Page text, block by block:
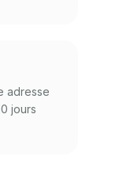
adresse
jours